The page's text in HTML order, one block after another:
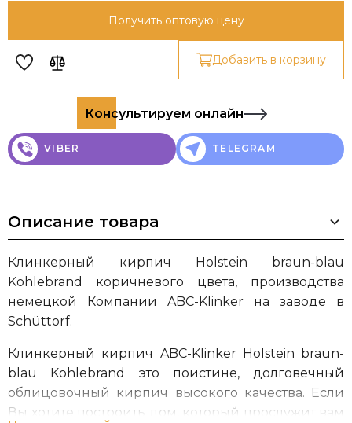
Получить оптовую цену
Добавить в корзину
Консультируем онлайн
VIBER TELEGRAM
Описание товара
Клинкерный кирпич Holstein braun-blau
Kohlebrand коричневого цвета, производства
немецкой Компании ABC-Klinker на заводе в
Schüttorf.
Клинкерный кирпич ABC-Klinker Holstein braun-
blau Kohlebrand это поистине, долговечный
облицовочный кирпич высокого качества. Если
Вы хотите построить дом, который прослужит вам